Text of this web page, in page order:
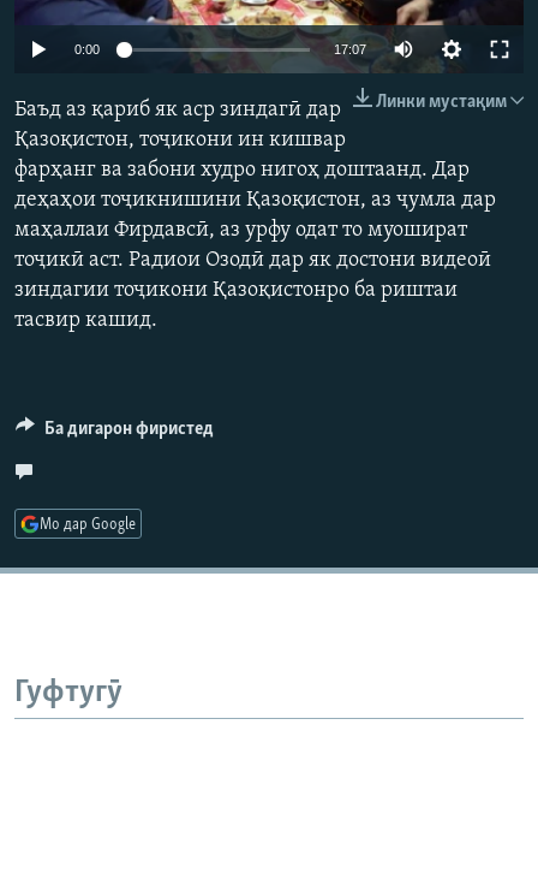
ГУЗОРИШҲОИ РАДИОӢ
Русский
ПАЙГИРӢ КУНЕД
Ҳамаи сомонаҳои RFE/RL
240p 360p 480p
720p 1080p
0:00 17:07
480p
720p
1080p
Линки мустақим
Баъд аз қариб як аср зиндагӣ дар
Қазоқистон, тоҷикони ин кишвар
фарҳанг ва забони худро нигоҳ доштаанд. Дар
деҳаҳои тоҷикнишини Қазоқистон, аз ҷумла дар
маҳаллаи Фирдавсӣ, аз урфу одат то муошират
тоҷикӣ аст. Радиои Озодӣ дар як достони видеоӣ
зиндагии тоҷикони Қазоқистонро ба риштаи
тасвир кашид.
Ба дигарон фиристед
Мо дар Google
Гуфтугӯ